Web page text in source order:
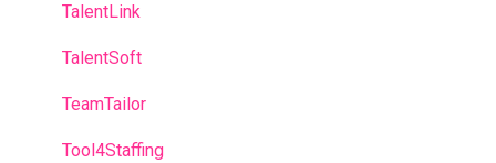
TalentLink
TalentSoft
TeamTailor
Tool4Staffing